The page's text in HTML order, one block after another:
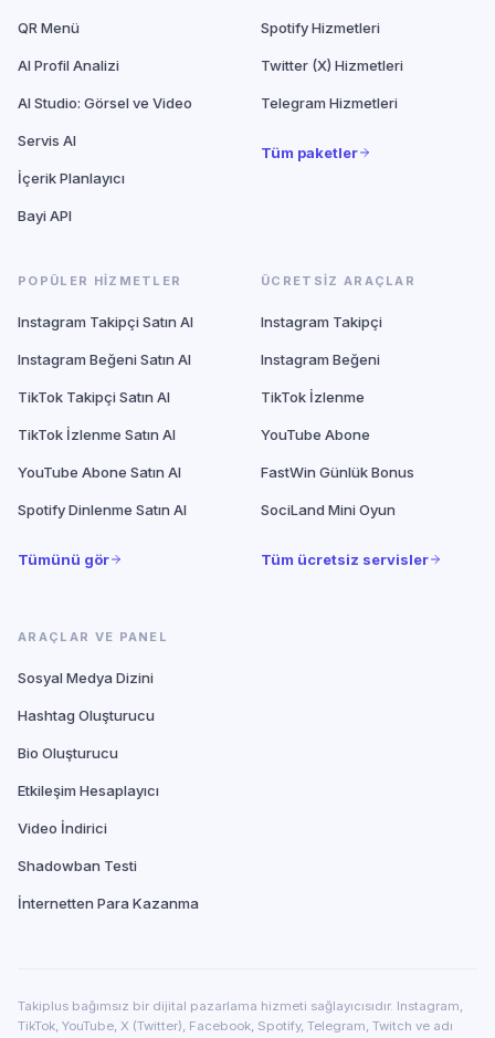
QR Menü
AI Profil Analizi
AI Studio: Görsel ve Video
Servis AI
İçerik Planlayıcı
Bayi API
Spotify Hizmetleri
Twitter (X) Hizmetleri
Telegram Hizmetleri
Tüm paketler
POPÜLER HIZMETLER
Instagram Takipçi Satın Al
Instagram Beğeni Satın Al
TikTok Takipçi Satın Al
TikTok İzlenme Satın Al
YouTube Abone Satın Al
Spotify Dinlenme Satın Al
Tümünü gör
ÜCRETSIZ ARAÇLAR
Instagram Takipçi
Instagram Beğeni
TikTok İzlenme
YouTube Abone
FastWin Günlük Bonus
SociLand Mini Oyun
Tüm ücretsiz servisler
ARAÇLAR VE PANEL
Sosyal Medya Dizini
Hashtag Oluşturucu
Bio Oluşturucu
Etkileşim Hesaplayıcı
Video İndirici
Shadowban Testi
İnternetten Para Kazanma
Takiplus bağımsız bir dijital pazarlama hizmeti sağlayıcısıdır. Instagram,
TikTok, YouTube, X (Twitter), Facebook, Spotify, Telegram, Twitch ve adı